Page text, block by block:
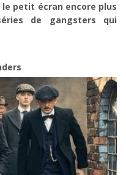
petit écran encore plus
de gangsters qui